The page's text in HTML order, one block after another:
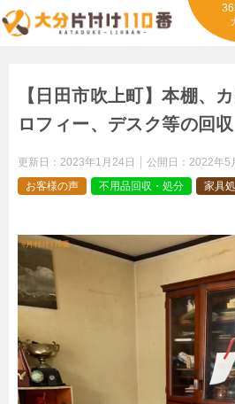
【日田市吹上町】本棚、
ロフィー、デスク等の回収
更新日： 2023年1月24日 公開日： 2022年5
お客様の声
不用品回収・処分 家具